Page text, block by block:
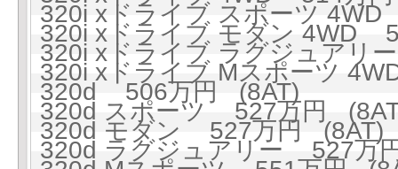
320i xドライブ スポーツ
320i xドライブ モダン 4WD
320i xドライブ ラグジュア
320i xドライブ Mスポーツ
320d 506万円 (8AT)
320d スポーツ 527万円
320d モダン 527万円 (8AT)
320d ラグジュアリー 527万